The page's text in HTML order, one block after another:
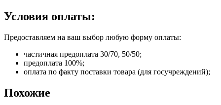
Условия оплаты:
Предоставляем на ваш выбор любую форму оплаты:
частичная предоплата 30/70, 50/50;
предоплата 100%;
оплата по факту поставки товара (для госучреждений);
Похожие